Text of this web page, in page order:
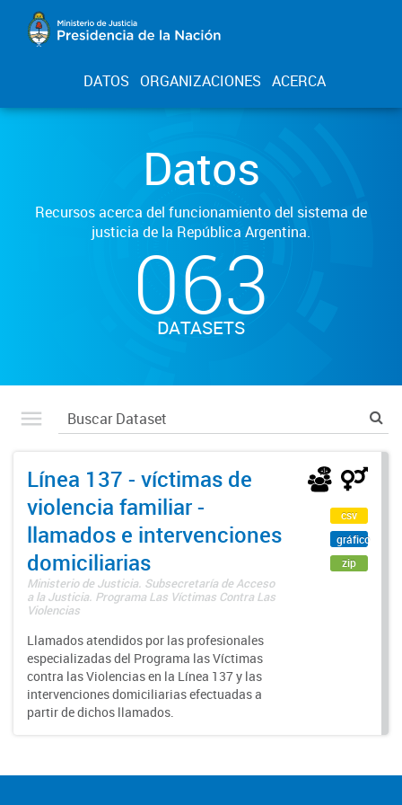
DATOS ORGANIZACIONES ACERCA
Datos
Recursos acerca del funcionamiento del sistema de
justicia de la República Argentina.
063
DATASETS
Línea 137 - víctimas de
violencia familiar -
llamados e intervenciones
domiciliarias
Ministerio de Justicia. Subsecretaría de Acceso
a la Justicia. Programa Las Víctimas Contra Las
Violencias
Llamados atendidos por las profesionales
especializadas del Programa las Víctimas
contra las Violencias en la Línea 137 y las
intervenciones domiciliarias efectuadas a
partir de dichos llamados.
csv
gráfico
zip